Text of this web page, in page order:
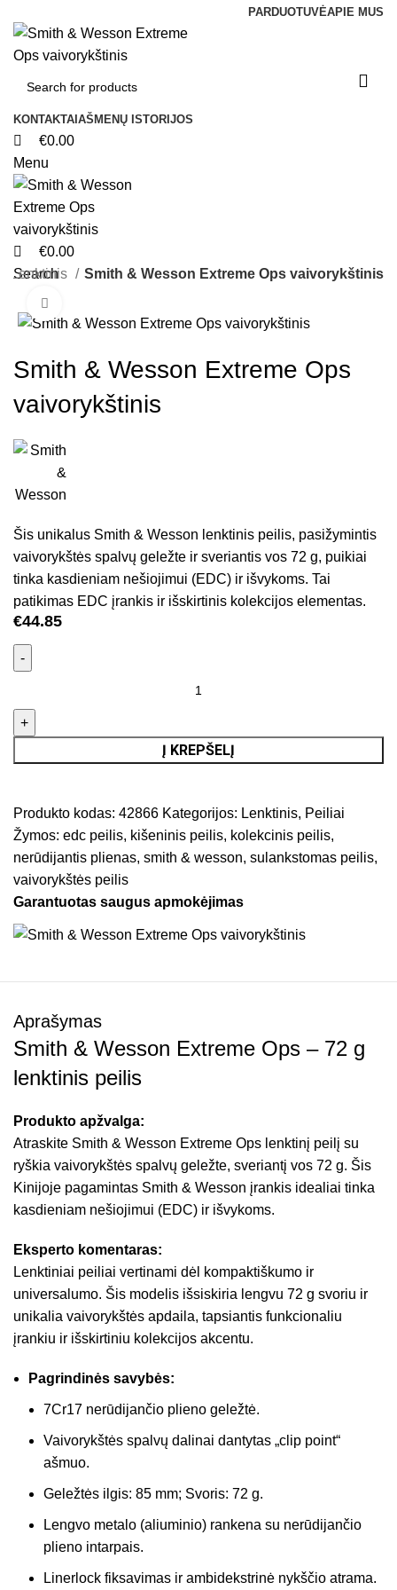
PARDUOTUVĖAPIE MUS
KONTAKTAI AŠMENŲ ISTORIJOS
€0.00
Menu
€0.00
Search
Lenktinis Smith & Wesson Extreme Ops vaivorykštinis
Smith & Wesson Extreme Ops
vaivorykštinis
Šis unikalus Smith & Wesson lenktinis peilis, pasižymintis
vaivorykštės spalvų geležte ir sveriantis vos 72 g, puikiai
tinka kasdieniam nešiojimui (EDC) ir išvykoms. Tai
patikimas EDC įrankis ir išskirtinis kolekcijos elementas.
€44.85
Į KREPŠELĮ
Produkto kodas:42866 Kategorijos: Lenktinis, Peiliai
Žymos: edc peilis, kišeninis peilis, kolekcinis peilis,
nerūdijantis plienas, smith & wesson, sulankstomas peilis,
vaivorykštės peilis
Garantuotas saugus apmokėjimas
Aprašymas
Smith & Wesson Extreme Ops – 72 g
lenktinis peilis
Produkto apžvalga:
Atraskite Smith & Wesson Extreme Ops lenktinį peilį su
ryškia vaivorykštės spalvų geležte, sveriantį vos 72 g. Šis
Kinijoje pagamintas Smith & Wesson įrankis idealiai tinka
kasdieniam nešiojimui (EDC) ir išvykoms.
Eksperto komentaras:
Lenktiniai peiliai vertinami dėl kompaktiškumo ir
universalumo. Šis modelis išsiskiria lengvu 72 g svoriu ir
unikalia vaivorykštės apdaila, tapsiantis funkcionaliu
įrankiu ir išskirtiniu kolekcijos akcentu.
Pagrindinės savybės:
7Cr17 nerūdijančio plieno geležtė.
Vaivorykštės spalvų dalinai dantytas „clip point“
ašmuo.
Geležtės ilgis: 85 mm; Svoris: 72 g.
Lengvo metalo (aliuminio) rankena su nerūdijančio
plieno intarpais.
Linerlock fiksavimas ir ambidekstrinė nykščio atrama.